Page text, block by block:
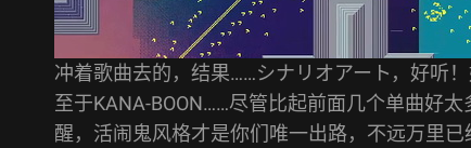
冲着歌曲去的，结果……シナリオアート，好听
至于KANA-BOON……尽管比起前面几个单曲好
醒，活闹鬼风格才是你们唯一出路，不远万里